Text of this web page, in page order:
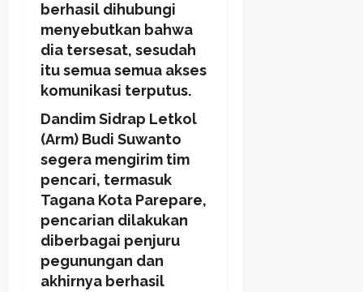
berhasil dihubungi
menyebutkan bahwa
dia tersesat, sesudah
itu semua semua akses
komunikasi terputus.
Dandim Sidrap Letkol
(Arm) Budi Suwanto
segera mengirim tim
pencari, termasuk
Tagana Kota Parepare,
pencarian dilakukan
diberbagai penjuru
pegunungan dan
akhirnya berhasil